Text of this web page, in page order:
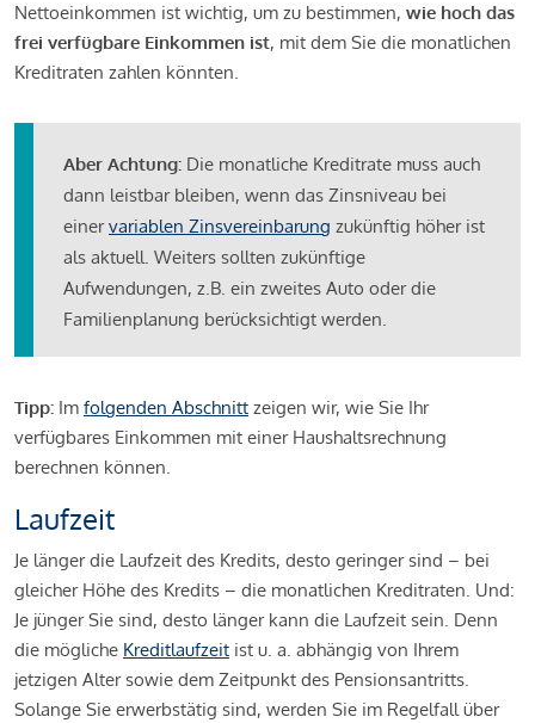
Nettoeinkommen ist wichtig, um zu bestimmen, wie hoch das
frei verfügbare Einkommen ist, mit dem Sie die monatlichen
Kreditraten zahlen könnten.
Aber Achtung: Die monatliche Kreditrate muss auch
dann leistbar bleiben, wenn das Zinsniveau bei
einervariablen Zinsvereinbarung zukünftig höher ist
als aktuell. Weiters sollten zukünftige
Aufwendungen, z.B. ein zweites Auto oder die
Familienplanung berücksichtigt werden.
Tipp: Im folgenden Abschnitt zeigen wir, wie Sie Ihr
verfügbares Einkommen mit einer Haushaltsrechnung
berechnen können.
Laufzeit
Je länger die Laufzeit des Kredits, desto geringer sind – bei
gleicher Höhe des Kredits – die monatlichen Kreditraten. Und:
Je jünger Sie sind, desto länger kann die Laufzeit sein. Denn
die mögliche Kreditlaufzeit ist u. a. abhängig von Ihrem
jetzigen Alter sowie dem Zeitpunkt des Pensionsantritts.
Solange Sie erwerbstätig sind, werden Sie im Regelfall über